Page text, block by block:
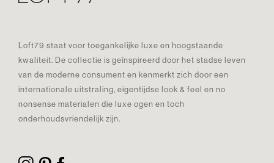
Loft79 staat voor toegankelijke luxe en hoogstaande
kwaliteit. De collectie is geïnspireerd door het stadse leven
van de moderne consument en kenmerkt zich door een
internationale uitstraling, eigentijdse look & feel en no
nonsense materialen die luxe ogen en toch
onderhoudsvriendelijk zijn.